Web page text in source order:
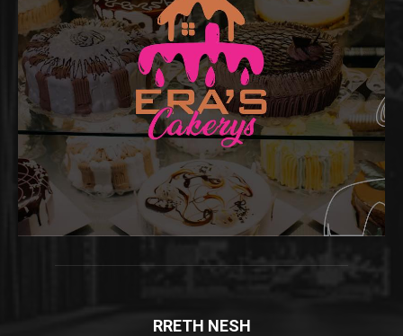
RRETH NESH